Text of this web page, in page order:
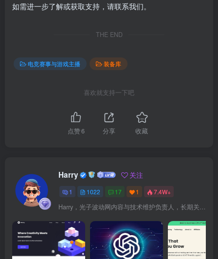
如需进一步了解或获取支持，请联系我们。
THE END
电竞赛事与游戏主播 装备库
喜欢就支持一下吧
点赞6 分享 收藏
Harry 关注
1 1022 17 1 7.4W+
Harry，光子波动网内容与技术维护负责人，长期关注 WordPress、Elementor、WooCommerce、网站报错修复、性能优化、SEO 内容排期与结构化数据优化。擅长把复杂的网站故障拆成可执行的排查步骤，并持续维护 361sale.com 的 WordPress 实战教程知识库。